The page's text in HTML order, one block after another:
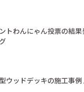
トわんにゃん投票の結
ウッドデッキの施工事